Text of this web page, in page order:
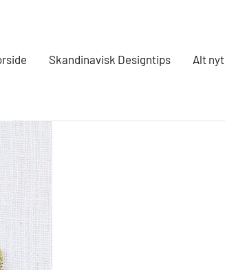
Skandinavisk Designtips Alt